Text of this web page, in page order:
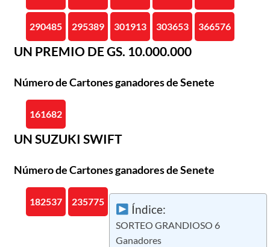
290485 295389 301913 303653 366576
UN PREMIO DE GS. 10.000.000
Número de Cartones ganadores de Senete
161682
UN SUZUKI SWIFT
Número de Cartones ganadores de Senete
182537 235775
Índice:
SORTEO GRANDIOSO 6
Ganadores